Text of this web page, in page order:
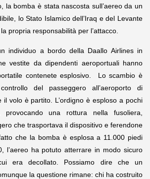
la bomba è stata nascosta sull’aereo da un
lo Stato Islamico dell’Iraq e del Levante
propria responsabilità per l’attacco.
individuo a bordo della Daallo Airlines in
vestite da dipendenti aeroportuali hanno
contenete esplosivo. Lo scambio è
del passeggero all’aeroporto di
il volo è partito. L’ordigno è esploso a pochi
provocando una rottura nella fusoliera,
che trasportava il dispositivo e ferendone
che la bomba è esplosa a 11.000 piedi
l’aereo ha potuto atterrare in modo sicuro
era decollato. Possiamo dire che un
la questione rimane: chi ha costruito